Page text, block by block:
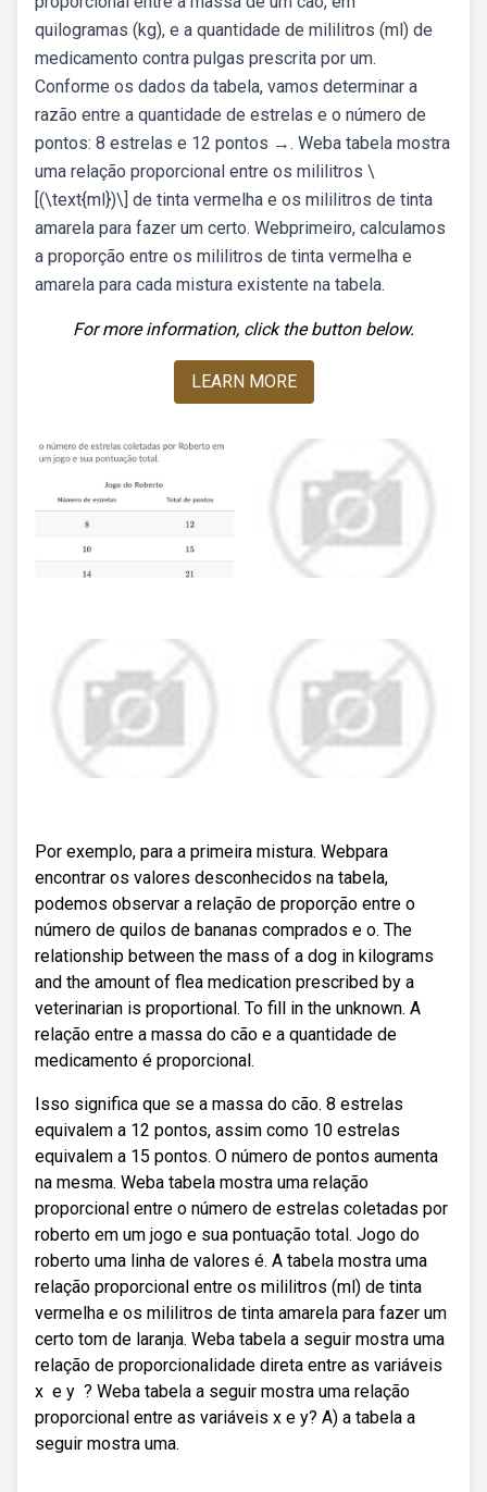
quilogramas (kg), e a quantidade de mililitros (ml) de
medicamento contra pulgas prescrita por um.
Conforme os dados da tabela, vamos determinar a
razão entre a quantidade de estrelas e o número de
pontos: 8 estrelas e 12 pontos →. Weba tabela mostra
uma relação proporcional entre os mililitros \
[(\text{ml})\] de tinta vermelha e os mililitros de tinta
amarela para fazer um certo. Webprimeiro, calculamos
a proporção entre os mililitros de tinta vermelha e
amarela para cada mistura existente na tabela.
For more information, click the button below.
LEARN MORE
Por exemplo, para a primeira mistura. Webpara
encontrar os valores desconhecidos na tabela,
podemos observar a relação de proporção entre o
número de quilos de bananas comprados e o. The
relationship between the mass of a dog in kilograms
and the amount of flea medication prescribed by a
veterinarian is proportional. To fill in the unknown. A
relação entre a massa do cão e a quantidade de
medicamento é proporcional.
Isso significa que se a massa do cão. 8 estrelas
equivalem a 12 pontos, assim como 10 estrelas
equivalem a 15 pontos. O número de pontos aumenta
na mesma. Weba tabela mostra uma relação
proporcional entre o número de estrelas coletadas por
roberto em um jogo e sua pontuação total. Jogo do
roberto uma linha de valores é. A tabela mostra uma
relação proporcional entre os mililitros (ml) de tinta
vermelha e os mililitros de tinta amarela para fazer um
certo tom de laranja. Weba tabela a seguir mostra uma
relação de proporcionalidade direta entre as variáveis
x ‍ e y ‍ ? Weba tabela a seguir mostra uma relação
proporcional entre as variáveis x e y? A) a tabela a
seguir mostra uma.